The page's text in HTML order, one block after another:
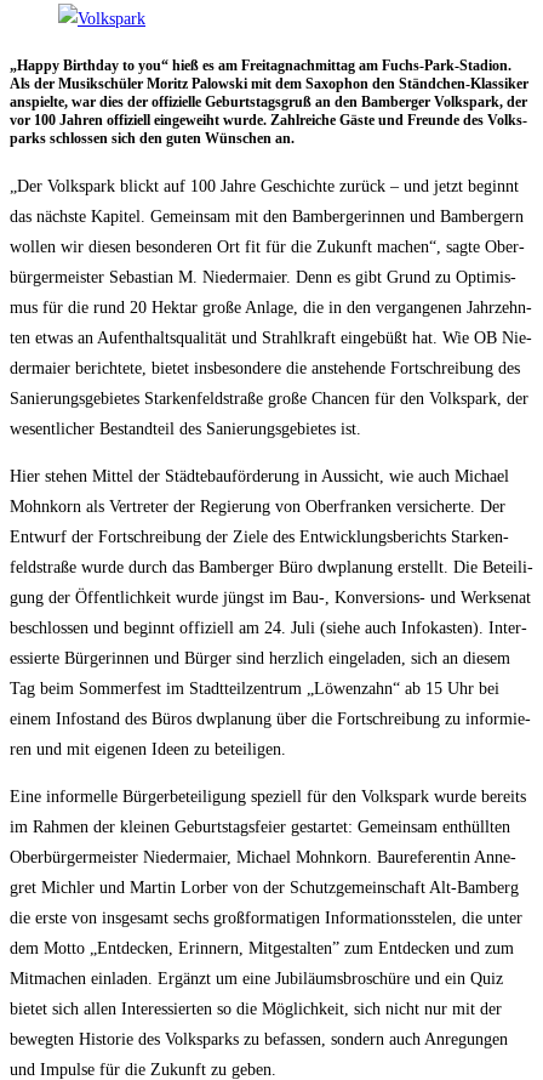
„Hap­py Bir­th­day to you“ hieß es am Frei­tag­nach­mit­tag am Fuchs-Park-Sta­di­on.
Als der Musik­schü­ler Moritz Palow­ski mit dem Saxo­phon den Ständ­chen-Klas­si­ker
anspiel­te, war dies der offi­zi­el­le Geburts­tags­gruß an den Bam­ber­ger Volks­park, der
vor 100 Jah­ren offi­zi­ell ein­ge­weiht wur­de. Zahl­rei­che Gäs­te und Freun­de des Volks­
parks schlos­sen sich den guten Wün­schen an.
„Der Volks­park blickt auf 100 Jah­re Geschich­te zurück – und jetzt beginnt
das nächs­te Kapi­tel. Gemein­sam mit den Bam­ber­ge­rin­nen und Bam­ber­gern
wol­len wir die­sen beson­de­ren Ort fit für die Zukunft machen“, sag­te Ober­
bür­ger­meis­ter Sebas­ti­an M. Nie­der­mai­er. Denn es gibt Grund zu Opti­mis­
mus für die rund 20 Hekt­ar gro­ße Anla­ge, die in den ver­gan­ge­nen Jahr­zehn­
ten etwas an Auf­ent­halts­qua­li­tät und Strahl­kraft ein­ge­büßt hat. Wie OB Nie­
der­mai­er berich­te­te, bie­tet ins­be­son­de­re die anste­hen­de Fort­schrei­bung des
Sanie­rungs­ge­bie­tes Star­ken­feld­stra­ße gro­ße Chan­cen für den Volks­park, der
wesent­li­cher Bestand­teil des Sanie­rungs­ge­bie­tes ist.
Hier ste­hen Mit­tel der Städ­te­bau­för­de­rung in Aus­sicht, wie auch Micha­el
Mohn­korn als Ver­tre­ter der Regie­rung von Ober­fran­ken ver­si­cher­te. Der
Ent­wurf der Fort­schrei­bung der Zie­le des Ent­wick­lungs­be­richts Star­ken­
feld­stra­ße wur­de durch das Bam­ber­ger Büro dwpla­nung erstellt. Die Betei­li­
gung der Öffent­lich­keit wur­de jüngst im Bau‑, Kon­ver­si­ons- und Werkse­nat
beschlos­sen und beginnt offi­zi­ell am 24. Juli (sie­he auch Info­kas­ten). Inter­
es­sier­te Bür­ge­rin­nen und Bür­ger sind herz­lich ein­ge­la­den, sich an die­sem
Tag beim Som­mer­fest im Stadt­teil­zen­trum „Löwen­zahn“ ab 15 Uhr bei
einem Info­stand des Büros dwpla­nung über die Fort­schrei­bung zu infor­mie­
ren und mit eige­nen Ideen zu beteiligen.
Eine infor­mel­le Bür­ger­be­tei­li­gung spe­zi­ell für den Volks­park wur­de bereits
im Rah­men der klei­nen Geburts­tags­fei­er gestar­tet: Gemein­sam ent­hüll­ten
Ober­bür­ger­meis­ter Nie­der­mai­er, Micha­el Mohn­korn. Bau­re­fe­ren­tin Anne­
gret Mich­ler und Mar­tin Lor­ber von der Schutz­ge­mein­schaft Alt-Bam­berg
die ers­te von ins­ge­samt sechs groß­for­ma­ti­gen Infor­ma­ti­ons­ste­len, die unter
dem Mot­to „Ent­de­cken, Erin­nern, Mit­ge­stal­ten” zum Ent­de­cken und zum
Mit­ma­chen ein­la­den. Ergänzt um eine Jubi­lä­ums­bro­schü­re und ein Quiz
bie­tet sich allen Inter­es­sier­ten so die Mög­lich­keit, sich nicht nur mit der
beweg­ten His­to­rie des Volks­parks zu befas­sen, son­dern auch Anre­gun­gen
und Impul­se für die Zukunft zu geben.